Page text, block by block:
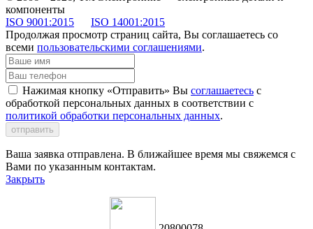
компоненты
ISO 9001:2015
ISO 14001:2015
Продолжая просмотр страниц сайта, Вы соглашаетесь со
всеми пользовательскими соглашениями.
Нажимая кнопку «Отправить» Вы соглашаетесь с
обработкой персональных данных в соответствии с
политикой обработки персональных данных.
отправить
Ваша заявка отправлена. В ближайшее время мы свяжемся с
Вами по указанным контактам.
Закрыть